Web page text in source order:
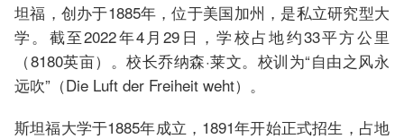
坦福，创办于1885年，位于美国加州，是私立研究型大
学。截至2022年4月29日，学校占地约33平方公里
（8180英亩）。校长乔纳森·莱文。校训为“自由之风永
远吹”（Die Luft der Freiheit weht）。
斯坦福大学于1885年成立，1891年开始正式招生，占地